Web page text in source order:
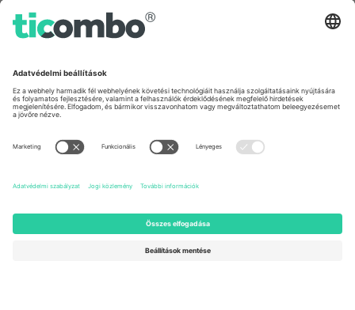
Germany
Unter den Linden 24, 10117
Berlin, Germany
United Kingdom
167 City Road, London, Greater
Newark, Delaware 19713, United
States
Engelberg, Switzerland